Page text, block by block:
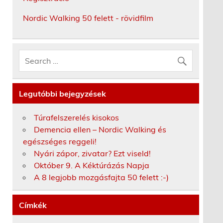
Nordic Walking 50 felett - rövidfilm
Legutóbbi bejegyzések
Túrafelszerelés kisokos
Demencia ellen – Nordic Walking és
egészséges reggeli!
Nyári zápor, zivatar? Ezt viseld!
Október 9. A Kéktúrázás Napja
A 8 legjobb mozgásfajta 50 felett :-)
Címkék